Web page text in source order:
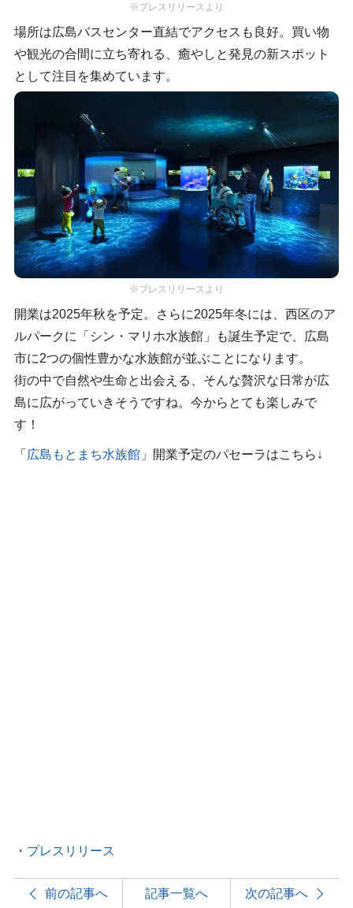
※プレスリリースより
場所は広島バスセンター直結でアクセスも良好。買い物
や観光の合間に立ち寄れる、癒やしと発見の新スポット
として注目を集めています。
※プレスリリースより
開業は2025年秋を予定。さらに2025年冬には、西区のア
ルパークに「シン・マリホ水族館」も誕生予定で、広島
市に2つの個性豊かな水族館が並ぶことになります。
街の中で自然や生命と出会える、そんな贅沢な日常が広
島に広がっていきそうですね。今からとても楽しみで
す！
「 広島もとまち水族館」開業予定のパセーラはこちら↓
・ プレスリリース
前の記事へ 記事一覧へ 次の記事へ